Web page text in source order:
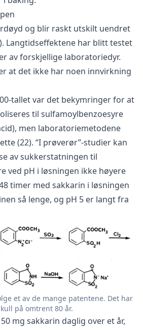
og blir raskt utskilt uendret
Langtidseffektene har blitt testet
av forskjellige laboratoriedyr.
at det ikke har noen innvirkning
tallet var det bekymringer for at
til sulfamoylbenzoesyre
men laboratoriemetodene
(22). “I prøverør”-studier kan
av sukkerstatningen til
ved pH i løsningen ikke høyere
timer med sakkarin i løsningen
så lenge, og pH 5 er langt fra
et av de mange patentene. Det har
på omtrent 80 år.
mg sakkarin daglig over et år,